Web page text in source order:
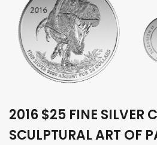
2016 $25 FINE SILVER
SCULPTURAL ART OF